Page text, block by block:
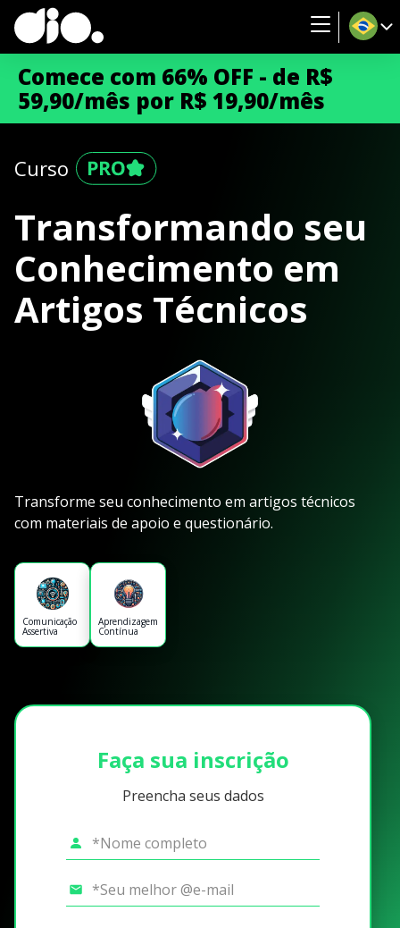
Comece com 66% OFF - de R$
59,90/mês por R$ 19,90/mês
Curso
Transformando seu
Conhecimento em
Artigos Técnicos
Transforme seu conhecimento em artigos técnicos
com materiais de apoio e questionário.
Comunicação
Assertiva
Aprendizagem
Contínua
Faça sua inscrição
Preencha seus dados